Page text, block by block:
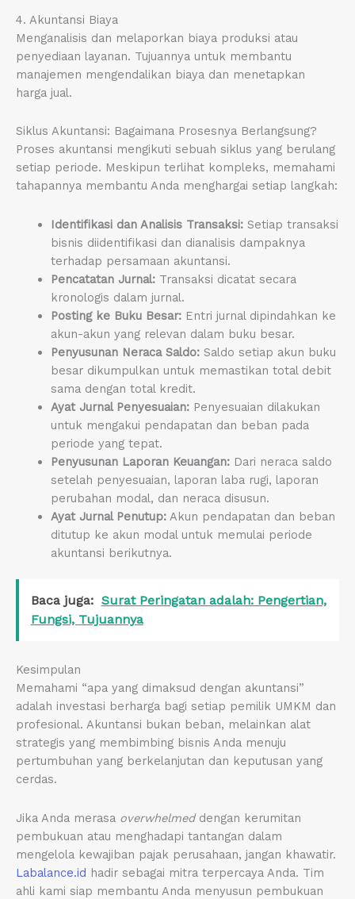
4. Akuntansi Biaya
Menganalisis dan melaporkan biaya produksi atau
penyediaan layanan. Tujuannya untuk membantu
manajemen mengendalikan biaya dan menetapkan
harga jual.
Siklus Akuntansi: Bagaimana Prosesnya Berlangsung?
Proses akuntansi mengikuti sebuah siklus yang berulang
setiap periode. Meskipun terlihat kompleks, memahami
tahapannya membantu Anda menghargai setiap langkah:
Identifikasi dan Analisis Transaksi:Setiap transaksi
bisnis diidentifikasi dan dianalisis dampaknya
terhadap persamaan akuntansi.
Pencatatan Jurnal:Transaksi dicatat secara
kronologis dalam jurnal.
Posting ke Buku Besar:Entri jurnal dipindahkan ke
akun-akun yang relevan dalam buku besar.
Penyusunan Neraca Saldo:Saldo setiap akun buku
besar dikumpulkan untuk memastikan total debit
sama dengan total kredit.
Ayat Jurnal Penyesuaian:Penyesuaian dilakukan
untuk mengakui pendapatan dan beban pada
periode yang tepat.
Penyusunan Laporan Keuangan:Dari neraca saldo
setelah penyesuaian, laporan laba rugi, laporan
perubahan modal, dan neraca disusun.
Ayat Jurnal Penutup:Akun pendapatan dan beban
ditutup ke akun modal untuk memulai periode
akuntansi berikutnya.
Baca juga: Surat Peringatan adalah: Pengertian,
Fungsi, Tujuannya
Kesimpulan
Memahami “apa yang dimaksud dengan akuntansi”
adalah investasi berharga bagi setiap pemilik UMKM dan
profesional. Akuntansi bukan beban, melainkan alat
strategis yang membimbing bisnis Anda menuju
pertumbuhan yang berkelanjutan dan keputusan yang
cerdas.
Jika Anda merasa overwhelmeddengan kerumitan
pembukuan atau menghadapi tantangan dalam
mengelola kewajiban pajak perusahaan, jangan khawatir.
Labalance.id hadir sebagai mitra terpercaya Anda. Tim
ahli kami siap membantu Anda menyusun pembukuan